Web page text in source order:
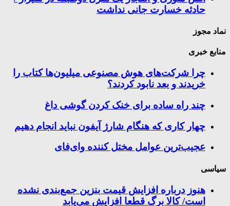
حادثه خسارت جانی نداشت
نماد مجوز
منابع خبری
چرا شرکت‌های هوش مصنوعی میلیون‌ها کتاب را
خریدند و بعد نابود کردند؟
چند راه‌ ساده برای خنک کردن گوشی داغ
چهار کاری که هنگام شارژ آیفون نباید انجام دهیم
عجیب‌ترین عوامل مختل کننده وای‌فای
سیاسی
هنوز درباره افزایش قیمت بنزین جمع‌بندی نشده
است/ کالا برگ قطعا افزایش می‌یابد